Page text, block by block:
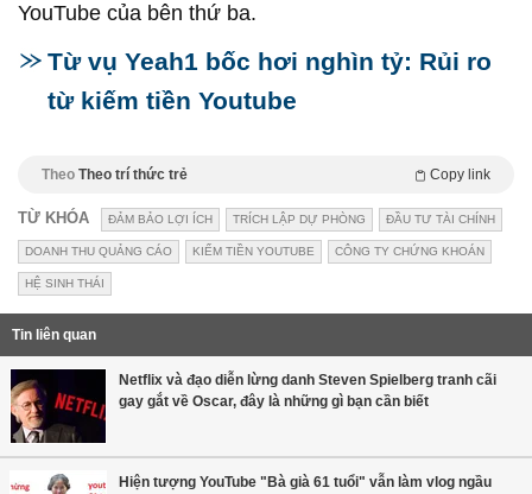
YouTube của bên thứ ba.
Từ vụ Yeah1 bốc hơi nghìn tỷ: Rủi ro
từ kiếm tiền Youtube
Theo Theo trí thức trẻ Copy link
TỪ KHÓA ĐẢM BẢO LỢI ÍCH TRÍCH LẬP DỰ PHÒNG ĐẦU TƯ TÀI CHÍNH
DOANH THU QUẢNG CÁO KIẾM TIỀN YOUTUBE CÔNG TY CHỨNG KHOÁN
HỆ SINH THÁI
Tin liên quan
Netflix và đạo diễn lừng danh Steven Spielberg tranh cãi
gay gắt về Oscar, đây là những gì bạn cần biết
Hiện tượng YouTube "Bà già 61 tuổi" vẫn làm vlog ngầu